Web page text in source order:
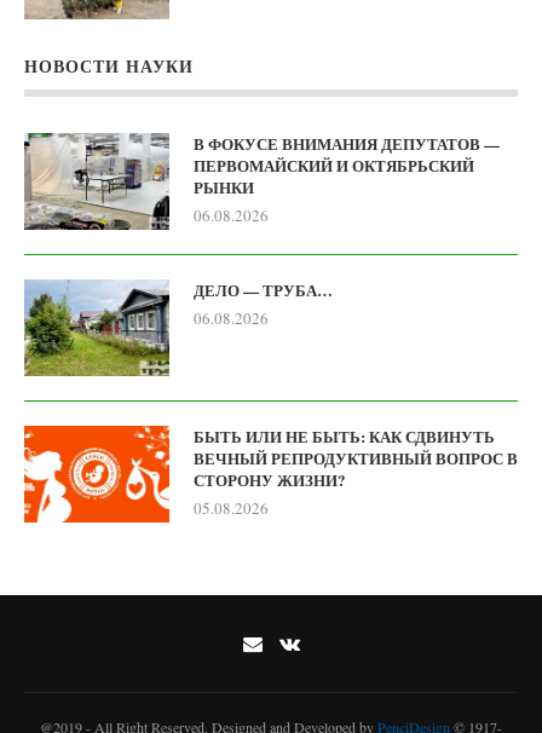
НОВОСТИ НАУКИ
В ФОКУСЕ ВНИМАНИЯ ДЕПУТАТОВ —
ПЕРВОМАЙСКИЙ И ОКТЯБРЬСКИЙ
РЫНКИ
06.08.2026
ДЕЛО — ТРУБА…
06.08.2026
БЫТЬ ИЛИ НЕ БЫТЬ: КАК СДВИНУТЬ
ВЕЧНЫЙ РЕПРОДУКТИВНЫЙ ВОПРОС В
СТОРОНУ ЖИЗНИ?
05.08.2026
@2019 - All Right Reserved. Designed and Developed byPenciDesign © 1917-